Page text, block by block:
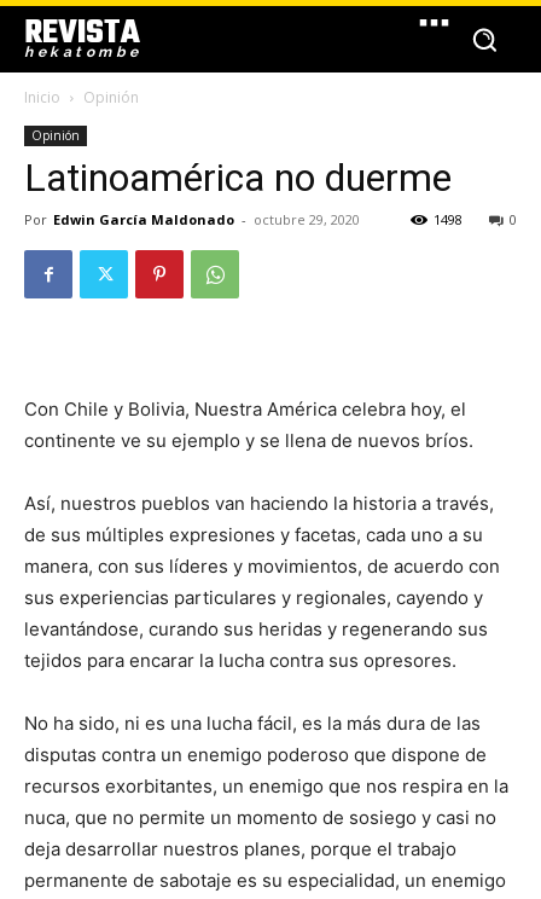
REVISTA
hekatombe
Inicio Opinión
Opinión
Latinoamérica no duerme
Por Edwin García Maldonado - octubre 29, 2020 0
1498
Con Chile y Bolivia, Nuestra América celebra hoy, el
continente ve su ejemplo y se llena de nuevos bríos.
Así, nuestros pueblos van haciendo la historia a través,
de sus múltiples expresiones y facetas, cada uno a su
manera, con sus líderes y movimientos, de acuerdo con
sus experiencias particulares y regionales, cayendo y
levantándose, curando sus heridas y regenerando sus
tejidos para encarar la lucha contra sus opresores.
No ha sido, ni es una lucha fácil, es la más dura de las
disputas contra un enemigo poderoso que dispone de
recursos exorbitantes, un enemigo que nos respira en la
nuca, que no permite un momento de sosiego y casi no
deja desarrollar nuestros planes, porque el trabajo
permanente de sabotaje es su especialidad, un enemigo